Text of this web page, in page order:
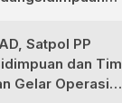
APBD
Satpol PP
dan Tim
Gelar Operasi